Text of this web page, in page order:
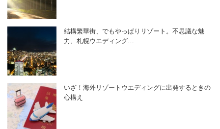
結構繁華街、でもやっぱりリゾート。不思議な魅
力、札幌ウエディング…
いざ！海外リゾートウエディングに出発するときの
心構え